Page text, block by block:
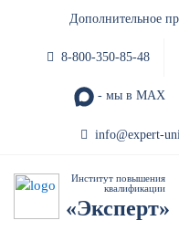
Дополнительное
8-800-350-85-48
- мы в MAX
info@expert-
Институт повышения
квалификации
«Эксперт»